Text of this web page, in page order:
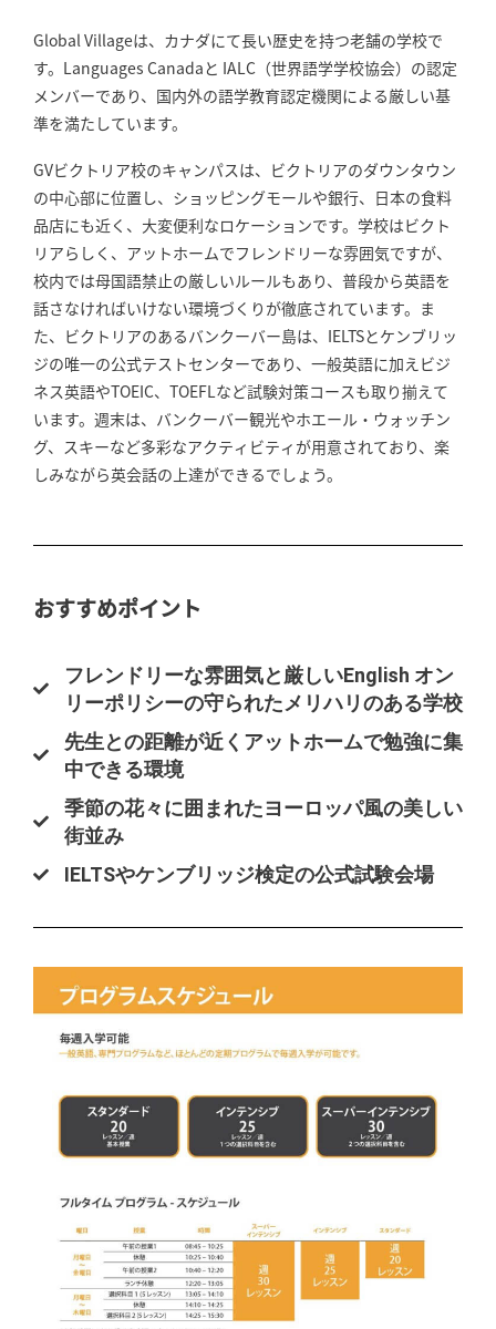
Global Villageは、カナダにて長い歴史を持つ老舗の学校で
す。Languages Canadaと IALC（世界語学学校協会）の認定
メンバーであり、国内外の語学教育認定機関による厳しい基
準を満たしています。
GVビクトリア校のキャンパスは、ビクトリアのダウンタウン
の中心部に位置し、ショッピングモールや銀行、日本の食料
品店にも近く、大変便利なロケーションです。学校はビクト
リアらしく、アットホームでフレンドリーな雰囲気ですが、
校内では母国語禁止の厳しいルールもあり、普段から英語を
話さなければいけない環境づくりが徹底されています。ま
た、ビクトリアのあるバンクーバー島は、IELTSとケンブリッ
ジの唯一の公式テストセンターであり、一般英語に加えビジ
ネス英語やTOEIC、TOEFLなど試験対策コースも取り揃えて
います。週末は、バンクーバー観光やホエール・ウォッチン
グ、スキーなど多彩なアクティビティが用意されており、楽
しみながら英会話の上達ができるでしょう。
おすすめポイント
フレンドリーな雰囲気と厳しいEnglish オン
リーポリシーの守られたメリハリのある学校
先生との距離が近くアットホームで勉強に集
中できる環境
季節の花々に囲まれたヨーロッパ風の美しい
街並み
IELTSやケンブリッジ検定の公式試験会場